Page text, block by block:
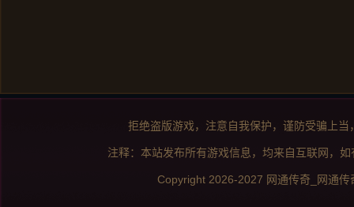
拒绝盗版游戏，注意自我保护，谨防受骗上
注释：本站发布所有游戏信息，均来自互联网，
Copyright 2026-2027 网通传奇_网通